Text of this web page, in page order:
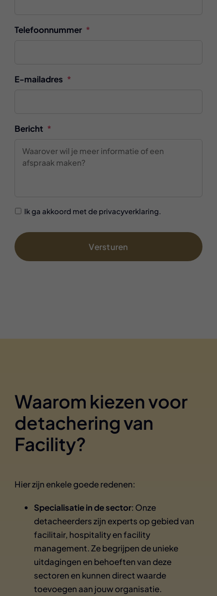
Telefoonnummer *
E-mailadres *
Bericht *
GDPR
On *
Ik ga akkoord met de privacyverklaring.
Waarom kiezen voor
detachering van
Facility?
Hier zijn enkele goede redenen:
Specialisatie in de sector: Onze
detacheerders zijn experts op gebied van
facilitair, hospitality en facility
management. Ze begrijpen de unieke
uitdagingen en behoeften van deze
sectoren en kunnen direct waarde
toevoegen aan jouw organisatie.